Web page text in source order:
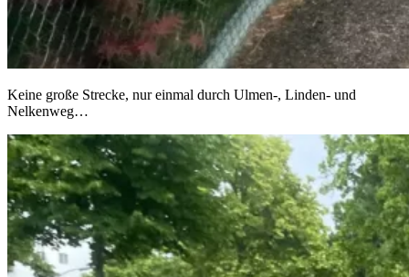
Keine große Strecke, nur einmal durch Ulmen-, Linden- und
Nelkenweg…